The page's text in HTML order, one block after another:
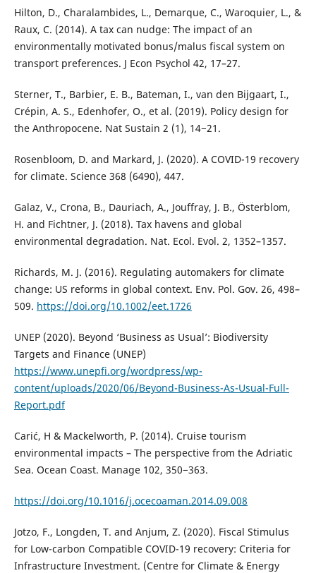
Hilton, D., Charalambides, L., Demarque, C., Waroquier, L., &
Raux, C. (2014). A tax can nudge: The impact of an
environmentally motivated bonus/malus fiscal system on
transport preferences. J Econ Psychol 42, 17–27.
Sterner, T., Barbier, E. B., Bateman, I., van den Bijgaart, I.,
Crépin, A. S., Edenhofer, O., et al. (2019). Policy design for
the Anthropocene. Nat Sustain 2 (1), 14−21.
Rosenbloom, D. and Markard, J. (2020). A COVID-19 recovery
for climate. Science 368 (6490), 447.
Galaz, V., Crona, B., Dauriach, A., Jouffray, J. B., Österblom,
H. and Fichtner, J. (2018). Tax havens and global
environmental degradation. Nat. Ecol. Evol. 2, 1352–1357.
Richards, M. J. (2016). Regulating automakers for climate
change: US reforms in global context. Env. Pol. Gov. 26, 498–
509. https://doi.org/10.1002/eet.1726
UNEP (2020). Beyond ‘Business as Usual’: Biodiversity
Targets and Finance (UNEP)
https://www.unepfi.org/wordpress/wp-
content/uploads/2020/06/Beyond-Business-As-Usual-Full-
Report.pdf
Carić, H & Mackelworth, P. (2014). Cruise tourism
environmental impacts – The perspective from the Adriatic
Sea. Ocean Coast. Manage 102, 350−363.
https://doi.org/10.1016/j.ocecoaman.2014.09.008
Jotzo, F., Longden, T. and Anjum, Z. (2020). Fiscal Stimulus
for Low-carbon Compatible COVID-19 recovery: Criteria for
Infrastructure Investment. (Centre for Climate & Energy